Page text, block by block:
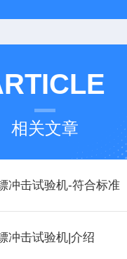
相关文章
冲击试验机-符合标准
冲击试验机|介绍